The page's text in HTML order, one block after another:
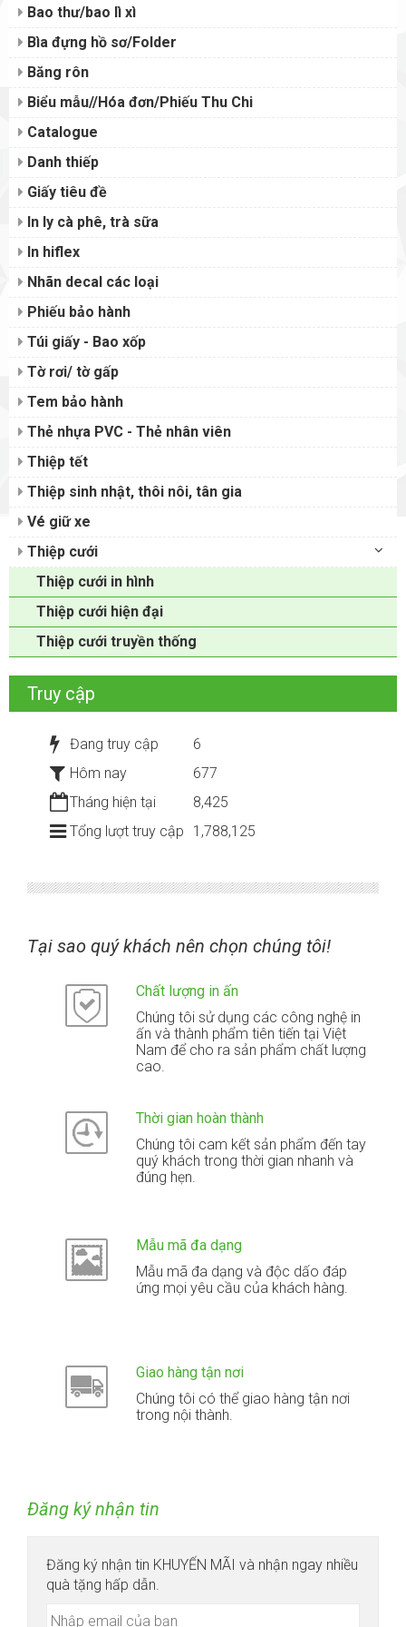
Bao thư/bao lì xì
Bìa đựng hồ sơ/Folder
Băng rôn
Biểu mẫu//Hóa đơn/Phiếu Thu Chi
Catalogue
Danh thiếp
Giấy tiêu đề
In ly cà phê, trà sữa
In hiflex
Nhãn decal các loại
Phiếu bảo hành
Túi giấy - Bao xốp
Tờ rơi/ tờ gấp
Tem bảo hành
Thẻ nhựa PVC - Thẻ nhân viên
Thiệp tết
Thiệp sinh nhật, thôi nôi, tân gia
Vé giữ xe
Thiệp cưới
Thiệp cưới in hình
Thiệp cưới hiện đại
Thiệp cưới truyền thống
Truy cập
Đang truy cập
6
Hôm nay
677
Tháng hiện tại
8,425
Tổng lượt truy cập
1,788,125
Tại sao quý khách nên chọn chúng tôi!
Chất lượng in ấn
Chúng tôi sử dụng các công nghệ in
ấn và thành phẩm tiên tiến tại Việt
Nam để cho ra sản phẩm chất lượng
cao.
Thời gian hoàn thành
Chúng tôi cam kết sản phẩm đến tay
quý khách trong thời gian nhanh và
đúng hẹn.
Mẫu mã đa dạng
Mẫu mã đa dạng và độc dấo đáp
ứng mọi yêu cầu của khách hàng.
Giao hàng tận nơi
Chúng tôi có thể giao hàng tận nơi
trong nội thành.
Đăng ký nhận tin
Đăng ký nhận tin KHUYẾN MÃI và nhận ngay nhiều
quà tặng hấp dẫn.